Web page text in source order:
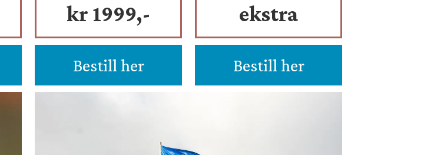
kr 1999,-
Bestill her
ekstra
Bestill her